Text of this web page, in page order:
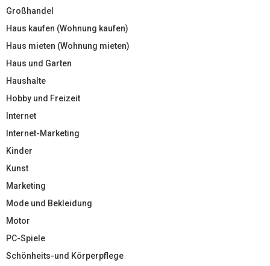
Großhandel
Haus kaufen (Wohnung kaufen)
Haus mieten (Wohnung mieten)
Haus und Garten
Haushalte
Hobby und Freizeit
Internet
Internet-Marketing
Kinder
Kunst
Marketing
Mode und Bekleidung
Motor
PC-Spiele
Schönheits-und Körperpflege